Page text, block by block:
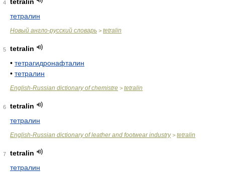
4
тетралин
Новый англо-русский словарь > tetralin
5
tetralin
• тетрагидронафталин
• тетралин
English-Russian dictionary of chemistre > tetralin
6
tetralin
тетралин
English-Russian dictionary of leather and footwear industry> tetralin
7
tetralin
тетралин